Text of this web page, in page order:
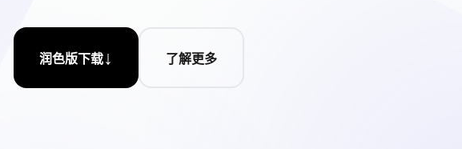
润色版下载↓ 了解更多